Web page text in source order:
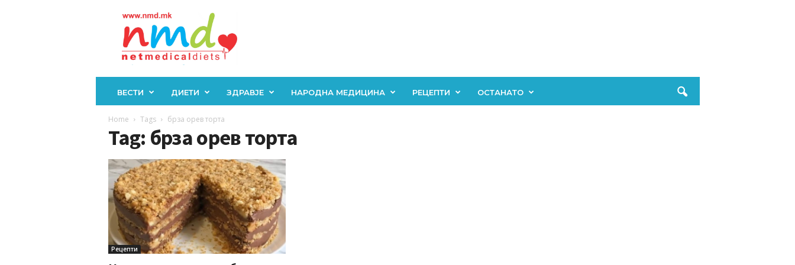
ВЕСТИ ДИЕТИ ЗДРАВЈЕ НАРОДНА МЕДИЦИНА РЕЦЕПТИ ОСТАНАТО
Home Tags брза орев торта
Tag: брза орев торта
Рецепти